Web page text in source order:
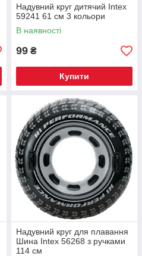
Надувний круг дитячий Intex
59241 61 см 3 кольори
В наявності
99 ₴
Купити
Надувний круг для плавання
Шина Intex 56268 з ручками
114 см